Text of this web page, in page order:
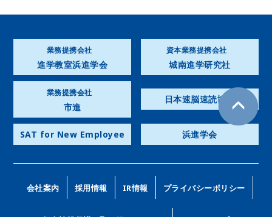
業務提携会社
進学教室浜進学会
資本業務提携会社
城南進学研究社
業務提携会社
市進
日本速脳速読協会
SAT for New Employee 浜進学会
会社案内 採用情報 IR情報 プライバシーポリシー